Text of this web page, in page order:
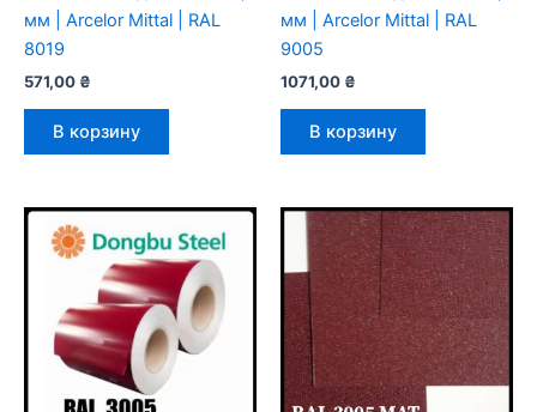
мм | Arcelor Mittal | RAL
8019
571,00 ₴
В корзину
мм | Arcelor Mittal | RAL
9005
1071,00 ₴
В корзину